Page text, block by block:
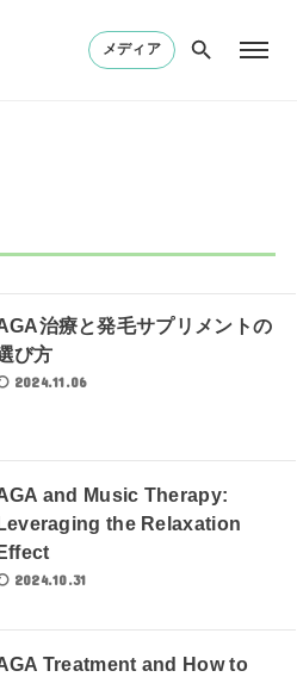
メディア
治療と発毛サプリメントの
び方
2024.11.06
and Music Therapy:
the Relaxation
2024.10.31
Treatment and How to